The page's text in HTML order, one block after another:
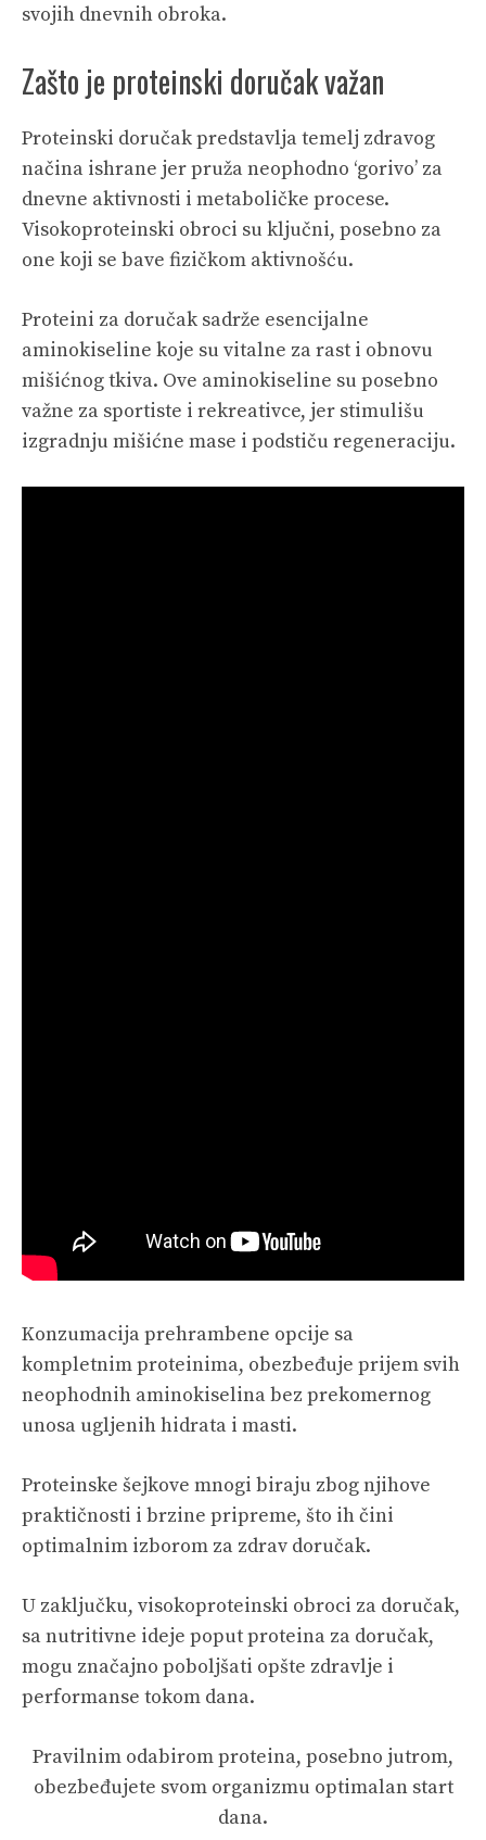
svojih dnevnih obroka.
Zašto je proteinski doručak važan
Proteinski doručak predstavlja temelj zdravog
načina ishrane jer pruža neophodno ‘gorivo’ za
dnevne aktivnosti i metaboličke procese.
Visokoproteinski obroci su ključni, posebno za
one koji se bave fizičkom aktivnošću.
Proteini za doručak sadrže esencijalne
aminokiseline koje su vitalne za rast i obnovu
mišićnog tkiva. Ove aminokiseline su posebno
važne za sportiste i rekreativce, jer stimulišu
izgradnju mišićne mase i podstiču regeneraciju.
Konzumacija prehrambene opcije sa
kompletnim proteinima, obezbeđuje prijem svih
neophodnih aminokiselina bez prekomernog
unosa ugljenih hidrata i masti.
Proteinske šejkove mnogi biraju zbog njihove
praktičnosti i brzine pripreme, što ih čini
optimalnim izborom za zdrav doručak.
U zaključku, visokoproteinski obroci za doručak,
sa nutritivne ideje poput proteina za doručak,
mogu značajno poboljšati opšte zdravlje i
performanse tokom dana.
Pravilnim odabirom proteina, posebno jutrom,
obezbeđujete svom organizmu optimalan start
dana.